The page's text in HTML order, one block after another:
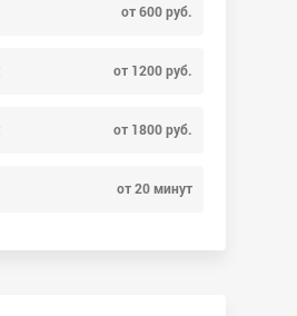
от 600 руб.
от 1200 руб.
от 1800 руб.
от 20 минут